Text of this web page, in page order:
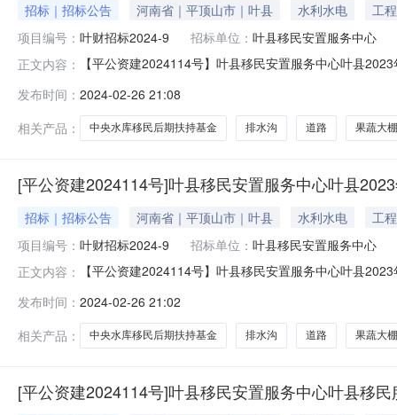
招标｜招标公告 河南省｜平顶山市｜叶县 水利水电
工程
项目编号： 叶财招标2024-9 招标单位： 叶县移民安置服务中心
正文内容：
【平公资建2024114号】叶县移民安置服务中心叶县
共资源交易中心网站获取招标文件，并于2024年3月19
发布时间： 2024-02-26 21:08
相关产品：
中央水库移民后期扶持基金 排水沟 道路 果蔬大棚
[平公资建2024114号]叶县移民安置服务中心叶县
招标｜招标公告 河南省｜平顶山市｜叶县 水利水电
工程
项目编号： 叶财招标2024-9 招标单位： 叶县移民安置服务中心
正文内容：
【平公资建2024114号】叶县移民安置服务中心叶县
共资源交易中心网站获取招标文件，并于2024年3月19
发布时间： 2024-02-26 21:02
相关产品：
中央水库移民后期扶持基金 排水沟 道路 果蔬大棚
[平公资建2024114号]叶县移民安置服务中心叶县移